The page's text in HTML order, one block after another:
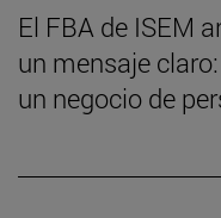
El FBA de ISEM
un mensaje
un negocio de